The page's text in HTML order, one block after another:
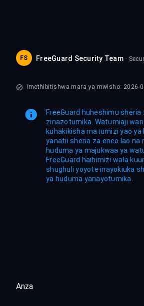
FS FreeGuard Security Team ·
Imethibitishwa mara ya mwisho: 2026-
FreeGuard huheshimu sheria
zinazotumika. Watumiaji
kuhakikisha matumizi yao ya
yanatii sheria za eneo lao na
huduma ya majukwaa ya
FreeGuard haihimizi wala
shughuli yoyote inayokiuka
ya huduma yanayotumika.
Anza